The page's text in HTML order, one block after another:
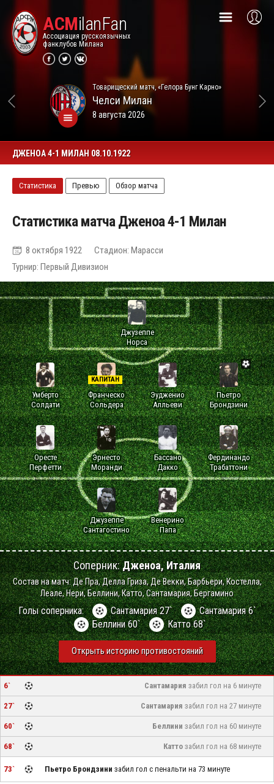
ACMilanFan
Ассоциация русскоязычных
фанклубов Милана
Товарищеский матч, «Гелора Бунг Карно»
ЧелсиМилан
8 августа 2026
ДЖЕНОА 4-1 МИЛАН 08.10.1922
Статистика Превью Обзор матча
Статистика матча Дженоа 4-1 Милан
8 октября 1922
Стадион: Марасси
Турнир: Первый Дивизион
Джузеппе
Норса
Умберто
Солдати
КАПИТАН
Франческо
Сольдера
Эудженио
Алльеви
Пьетро
Брондзини
Оресте
Перфетти
Эрнесто
Моранди
Бассано
Дакко
Фердинандо
Трабаттони
Джузеппе
Сантагостино
Венерино
Папа
Соперник:Дженоа, Италия
Состав на матч: Де Пра, Делла Гриза, Де Векки, Барбьери, Костелла,
Леале, Нери, Беллини, Катто, Сантамария, Бергамино
Голы соперника: Сантамария 27`
Сантамария 6`
Беллини 60`
Катто 68`
Открыть историю противостояний
6` Сантамария забил гол на 6 минуте
27` Сантамария забил гол на 27 минуте
60` Беллини забил гол на 60 минуте
68` Катто забил гол на 68 минуте
73` Пьетро Брондзини забил гол с пенальти на 73 минуте